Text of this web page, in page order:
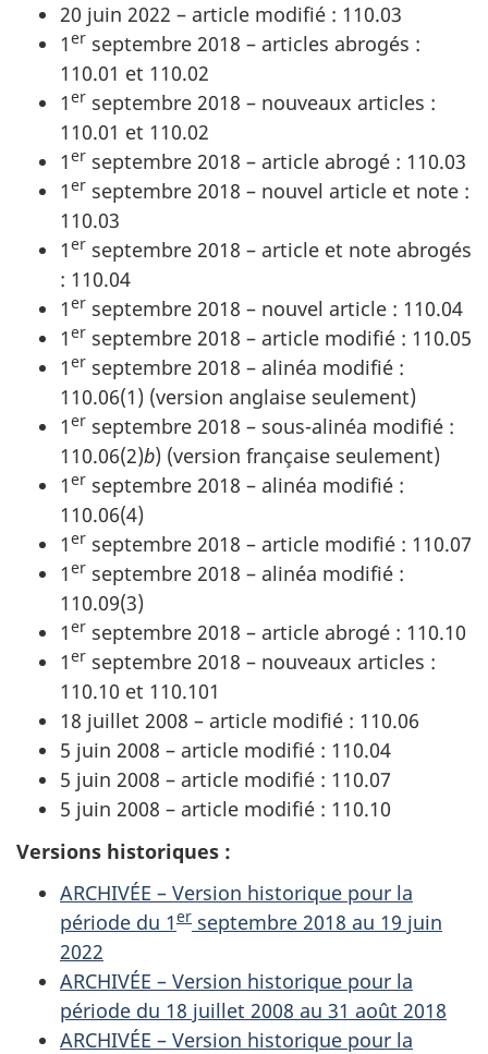
20 juin 2022 – article modifié : 110.03
1er septembre 2018 – articles abrogés :
110.01 et 110.02
1er septembre 2018 – nouveaux articles :
110.01 et 110.02
1er septembre 2018 – article abrogé : 110.03
1er septembre 2018 – nouvel article et note :
110.03
1er septembre 2018 – article et note abrogés
: 110.04
1er septembre 2018 – nouvel article : 110.04
1er septembre 2018 – article modifié : 110.05
1er septembre 2018 – alinéa modifié :
110.06(1) (version anglaise seulement)
1er septembre 2018 – sous-alinéa modifié :
110.06(2)b) (version française seulement)
1er septembre 2018 – alinéa modifié :
110.06(4)
1er septembre 2018 – article modifié : 110.07
1er septembre 2018 – alinéa modifié :
110.09(3)
1er septembre 2018 – article abrogé : 110.10
1er septembre 2018 – nouveaux articles :
110.10 et 110.101
18 juillet 2008 – article modifié : 110.06
5 juin 2008 – article modifié : 110.04
5 juin 2008 – article modifié : 110.07
5 juin 2008 – article modifié : 110.10
Versions historiques :
ARCHIVÉE – Version historique pour la
période du 1er septembre 2018 au 19 juin
2022
ARCHIVÉE – Version historique pour la
période du 18 juillet 2008 au 31 août 2018
ARCHIVÉE – Version historique pour la